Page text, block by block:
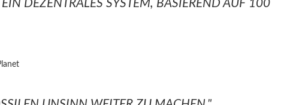
DEZENTRALES SYSTEM, BASIEREND AUF 100